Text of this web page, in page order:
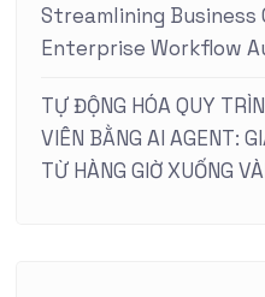
Streamlining Business
Enterprise Workflow
TỰ ĐỘNG HÓA QUY
VIÊN BẰNG AI AGENT:
TỪ HÀNG GIỜ XUỐNG